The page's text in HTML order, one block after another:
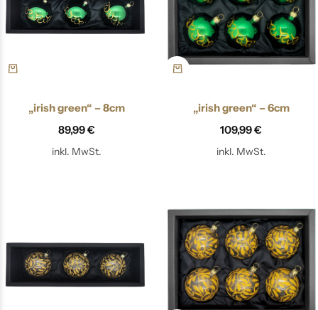
„irish green“ – 8cm
89,99€
inkl. MwSt.
„irish green“ – 6cm
109,99€
inkl. MwSt.